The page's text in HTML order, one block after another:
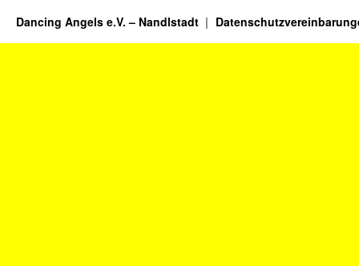
Dancing Angels e.V. – Nandlstadt